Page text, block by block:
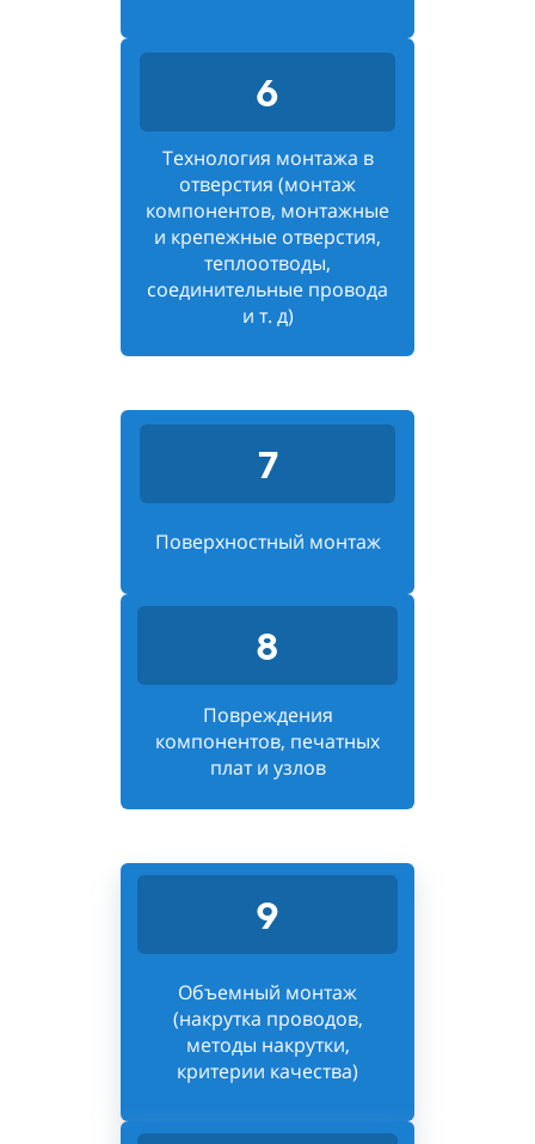
6
Технология монтажа в
отверстия (монтаж
компонентов, монтажные
и крепежные отверстия,
теплоотводы,
соединительные провода
и т. д)
7
Поверхностный монтаж
8
Повреждения
компонентов, печатных
плат и узлов
9
Объемный монтаж
(накрутка проводов,
методы накрутки,
критерии качества)